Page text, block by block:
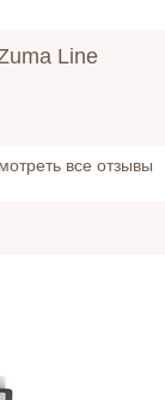
Line
все отзывы